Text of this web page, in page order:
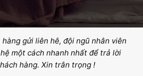
gửi liên hê, đội ngũ nhân viên
một cách nhanh nhất để trả lời
hàng. Xin trân trọng !